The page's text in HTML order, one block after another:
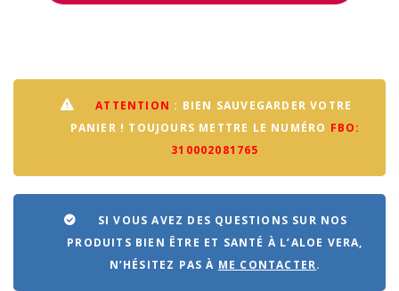
ATTENTION : BIEN SAUVEGARDER VOTRE
PANIER ! TOUJOURS METTRE LE NUMÉRO FBO:
310002081765
SI VOUS AVEZ DES QUESTIONS SUR NOS
PRODUITS BIEN ÊTRE ET SANTÉ À L’ALOE VERA,
N’HÉSITEZ PAS À ME CONTACTER.